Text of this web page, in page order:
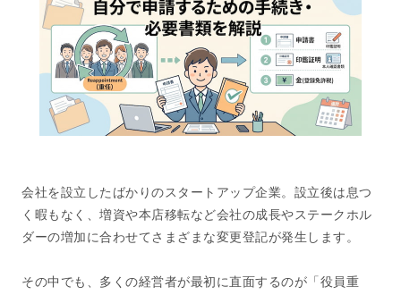
会社を設立したばかりのスタートアップ企業。設立後は息つ
く暇もなく、増資や本店移転など会社の成長やステークホル
ダーの増加に合わせてさまざまな変更登記が発生します。
その中でも、多くの経営者が最初に直面するのが「役員重